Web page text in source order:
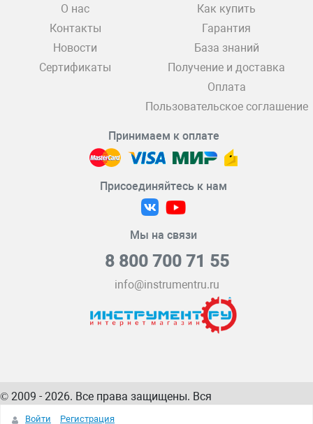
О нас
Контакты
Новости
Сертификаты
Как купить
Гарантия
База знаний
Получение и доставка
Оплата
Пользовательское соглашение
Принимаем к оплате
Присоединяйтесь к нам
Мы на связи
8 800 700 71 55
info@instrumentru.ru
© 2009 - 2026. Все права защищены. Вся
информация на сайте – собственность
Войти Регистрация